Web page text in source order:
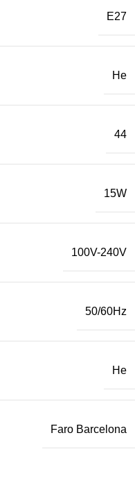
E27
Не
44
15W
100V-240V
50/60Hz
Не
Faro Barcelona